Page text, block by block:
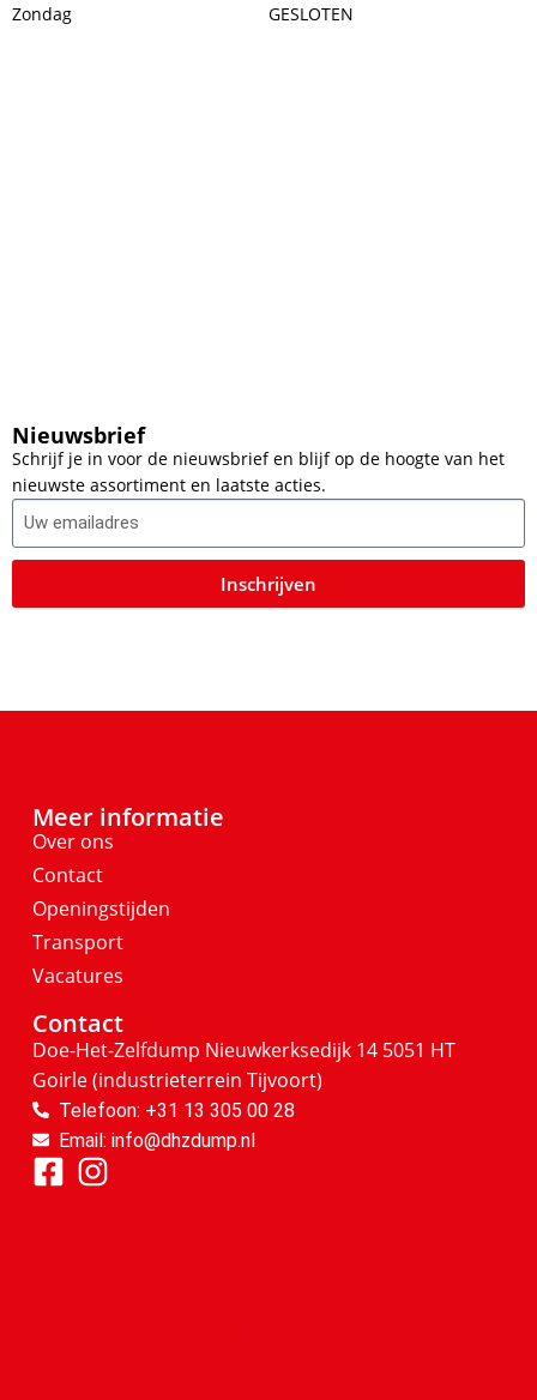
Zondag
GESLOTEN
Nieuwsbrief
Schrijf je in voor de nieuwsbrief en blijf op de hoogte van het
nieuwste assortiment en laatste acties.
Inschrijven
Meer informatie
Over ons
Contact
Openingstijden
Transport
Vacatures
Contact
Doe-Het-Zelfdump Nieuwkerksedijk 14 5051 HT
Goirle(industrieterrein Tijvoort)
Telefoon: +31 13 305 00 28
Email: info@dhzdump.nl